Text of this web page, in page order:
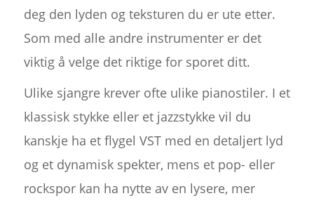
deg den lyden og teksturen du er ute etter.
Som med alle andre instrumenter er det
viktig å velge det riktige for sporet ditt.
Ulike sjangre krever ofte ulike pianostiler. I et
klassisk stykke eller et jazzstykke vil du
kanskje ha et flygel VST med en detaljert lyd
og et dynamisk spekter, mens et pop- eller
rockspor kan ha nytte av en lysere, mer